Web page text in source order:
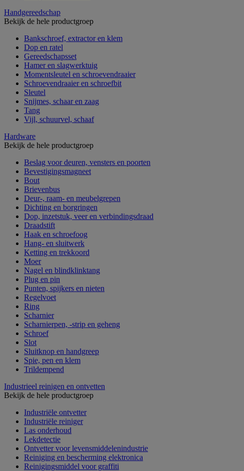
Handgereedschap
Bekijk de hele productgroep
Bankschroef, extractor en klem
Dop en ratel
Gereedschapsset
Hamer en slagwerktuig
Momentsleutel en schroevendraaier
Schroevendraaier en schroefbit
Sleutel
Snijmes, schaar en zaag
Tang
Vijl, schuurvel, schaaf
Hardware
Bekijk de hele productgroep
Beslag voor deuren, vensters en poorten
Bevestigingsmagneet
Bout
Brievenbus
Deur-, raam- en meubelgrepen
Dichting en borgringen
Dop, inzetstuk, veer en verbindingsdraad
Draadstift
Haak en schroefoog
Hang- en sluitwerk
Ketting en trekkoord
Moer
Nagel en blindklinktang
Plug en pin
Punten, spijkers en nieten
Regelvoet
Ring
Scharnier
Scharnierpen, -strip en geheng
Schroef
Slot
Sluitknop en handgreep
Spie, pen en klem
Trildempend
Industrieel reinigen en ontvetten
Bekijk de hele productgroep
Industriële ontvetter
Industriële reiniger
Las onderhoud
Lekdetectie
Ontvetter voor levensmiddelenindustrie
Reiniging en bescherming elektronica
Reinigingsmiddel voor graffiti